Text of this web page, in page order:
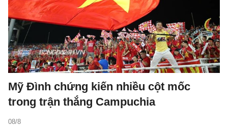
Mỹ Đình chứng kiến nhiều cột mốc
trong trận thắng Campuchia
08/8